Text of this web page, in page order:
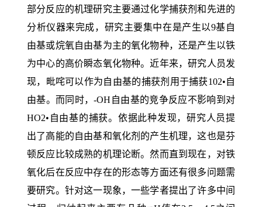
部分反应的机理研究主要通过化学捕获剂和先进的
分析仪器来完成，研究主要集中在是产生以9基自
由基或烷氧自由基为主的氧化物种，还是产生以铁
为中心的高价瞬态氧化物种。近年来，研究人员发
现，毗咤可以作为自由基的捕获剂用于捕获102•自
由基。而同时，-OH自由基的竞争反应不影响到对
HO2•自由基的捕获。依据此种发现，研究人员提
出了高能的自由基和氧化剂的产生机理，这也是芬
顿反应比较成熟的机理论断。然而直到现在，对铁
氧化后在反应中存在的形态等方面还有很多问题需
要研究。针对这一现象，一些学者提出了许多中间